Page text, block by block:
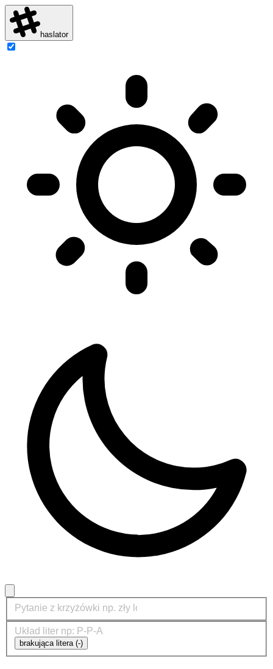
haslator
brakująca litera (-)